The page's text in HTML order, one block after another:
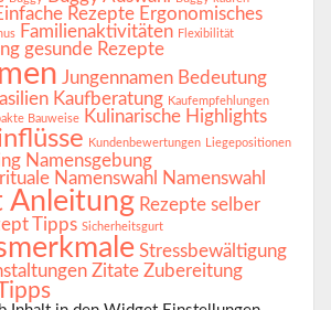
Rezepte Ergonomisches
Familienaktivitäten Flexibilität
gesunde Rezepte
Jungennamen Bedeutung
Kaufberatung Kaufempfehlungen
Bauweise Kulinarische Highlights
Kundenbewertungen Liegepositionen
Namensgebung
Namenswahl
Namenswahl
Anleitung Rezepte selber
Tipps Sicherheitsgurt
Stressbewältigung
Zitate Zubereitung